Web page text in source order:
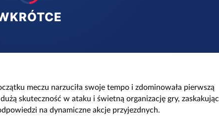
meczu narzuciła swoje tempo i zdominowała pierwszą
skuteczność w ataku i świetną organizację gry, zaskakując
na dynamiczne akcje przyjezdnych.